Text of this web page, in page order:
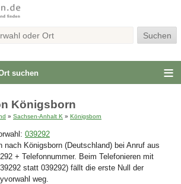
suchen
Königsborn
» Sachsen-Anhalt K » Königsborn
039292
nach Königsborn (Deutschland) bei Anruf aus
+ Telefonnummer. Beim Telefonieren mit
statt 039292) fällt die erste Null der
weg.